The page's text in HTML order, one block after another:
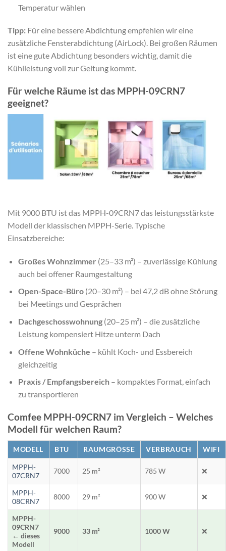
Temperatur wählen
Tipp: Für eine bessere Abdichtung empfehlen wir eine
zusätzliche Fensterabdichtung (AirLock). Bei großen Räumen
ist eine gute Abdichtung besonders wichtig, damit die
Kühlleistung voll zur Geltung kommt.
Für welche Räume ist das MPPH-09CRN7
geeignet?
Mit 9000 BTU ist das MPPH-09CRN7 das leistungsstärkste
Modell der klassischen MPPH-Serie. Typische
Einsatzbereiche:
Großes Wohnzimmer (25–33 m²) – zuverlässige Kühlung
auch bei offener Raumgestaltung
Open-Space-Büro(20–30 m²) – bei 47,2 dB ohne Störung
bei Meetings und Gesprächen
Dachgeschosswohnung(20–25 m²) – die zusätzliche
Leistung kompensiert Hitze unterm Dach
Offene Wohnküche – kühlt Koch- und Essbereich
gleichzeitig
Praxis / Empfangsbereich– kompaktes Format, einfach
zu transportieren
Comfee MPPH-09CRN7 im Vergleich – Welches
Modell für welchen Raum?
MODELL BTU RAUMGRÖSSE VERBRAUCH WIFI
MPPH-
07CRN7
7000 25 m² 785 W ❌
MPPH-
08CRN7
8000 29 m² 900 W ❌
MPPH-
09CRN7
← dieses
Modell
9000 33 m² 1000 W ❌